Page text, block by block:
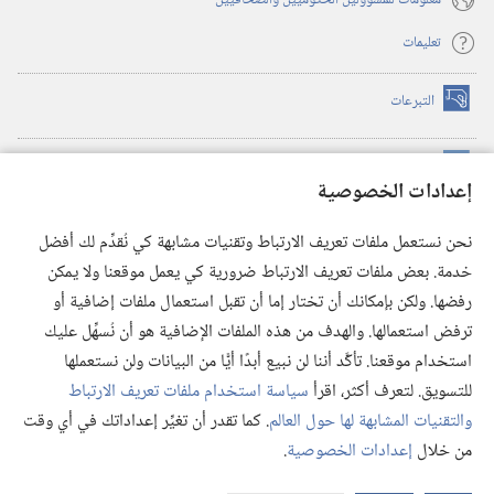
إعدادات الخصوصية
نحن نستعمل ملفات تعريف الارتباط وتقنيات مشابهة كي نُقدِّم لك أفضل
خدمة. بعض ملفات تعريف الارتباط ضرورية كي يعمل موقعنا ولا يمكن
رفضها. ولكن بإمكانك أن تختار إما أن تقبل استعمال ملفات إضافية أو
ترفض استعمالها. والهدف من هذه الملفات الإضافية هو أن نُسهِّل عليك
استخدام موقعنا. تأكَّد أننا لن نبيع أبدًا أيًّا من البيانات ولن نستعملها
للتسويق. لتعرف أكثر، اقرأسياسة استخدام ملفات تعريف الارتباط
والتقنيات المشابهة لها حول العالم. كما تقدر أن تغيِّر إعداداتك في أي وقت
من خلال إعدادات الخصوصية.
تعليمات
التبرعات (يفتح
نافذة
(يفتح
نافذة
(يفتح
نافذة
جديدة) تطبيق ®
JW Library
مكتبة برج المراقبة
© 2026 .Watch Tower Bible and Tract Society of Pennsylvania
شروط الاستخدام |